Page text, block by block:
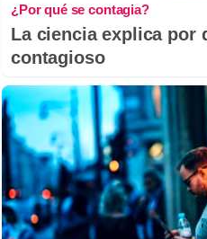
¿Por qué se contagia?
La ciencia explica por
contagioso